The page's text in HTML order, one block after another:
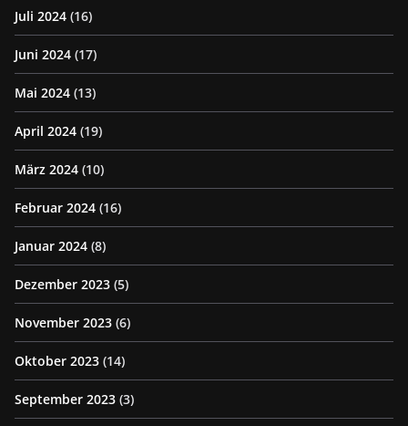
Juli 2024 (16)
Juni 2024 (17)
Mai 2024 (13)
April 2024 (19)
März 2024 (10)
Februar 2024 (16)
Januar 2024 (8)
Dezember 2023 (5)
November 2023 (6)
Oktober 2023 (14)
September 2023 (3)